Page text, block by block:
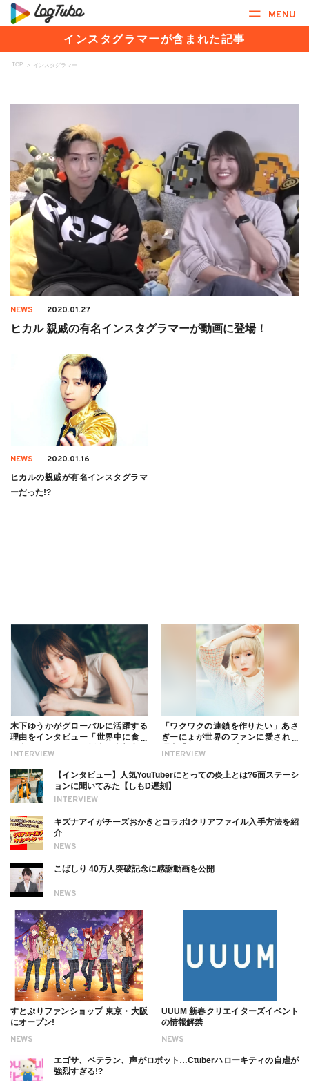
MENU
インスタグラマーが含まれた記事
TOP > インスタグラマー
NEWS 2020.01.27
ヒカル 親戚の有名インスタグラマーが動画に登場！
NEWS 2020.01.16
ヒカルの親戚が有名インスタグラマ
ーだった!?
INTERVIEW
木下ゆうかがグローバルに活躍する
理由をインタビュー「世界中に食べ
ついても
INTERVIEW
「ワクワクの連鎖を作りたい」あさ
ぎーにょが世界のファンに愛される
INTERVIEW
【インタビュー】人気YouTuberにとっての炎上とは?6面ステーシ
ョンに聞いてみた【しもD遅刻】
NEWS
キズナアイがチーズおかきとコラボ!クリアファイル入手方法を紹
介
NEWS
こばしり 40万人突破記念に感謝動画を公開
NEWS
すとぷりファンショップ 東京・大阪
にオープン!
NEWS
UUUM 新春クリエイターズイベント
の情報解禁
エゴサ、ベテラン、声がロボット…Ctuberハローキティの自虐が
強烈すぎる!?